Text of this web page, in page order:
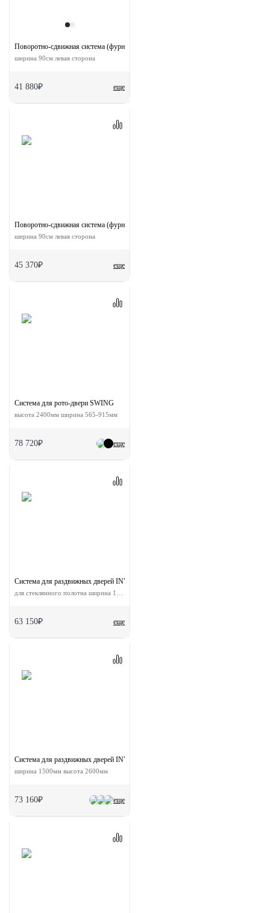
еще
Поворотно-сдвижная система (фурнитура) для дверей 180-TWICE LEFT 90
ширина 90см левая сторона
41 880₽
еще
Поворотно-сдвижная система (фурнитура) для дверей 90-TWICE LEFT 90
ширина 90см левая сторона
45 370₽
еще
Система для рото-двери SWING
высота 2400мм ширина 565-915мм
78 720₽
еще
Система для раздвижных дверей INVISIBLE-2 GLASS 1800/10
63 150₽
еще
Система для раздвижных дверей INVISIBLE-2 FRAME 1500/2600 AS
ширина 1500мм высота 2600мм
73 160₽